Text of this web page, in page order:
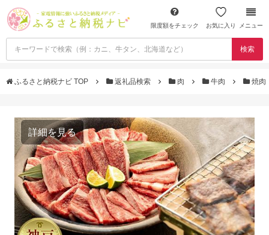
限度額をチェック お気に入り メニュー
検索
ふるさと納税ナビ TOP 返礼品検索 肉 牛肉 焼肉
詳細を見る